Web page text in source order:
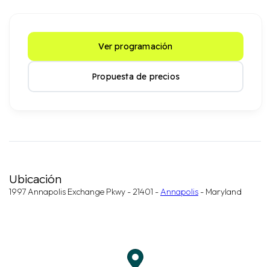
Ver programación
Propuesta de precios
Ubicación
1997 Annapolis Exchange Pkwy - 21401 -Annapolis - Maryland